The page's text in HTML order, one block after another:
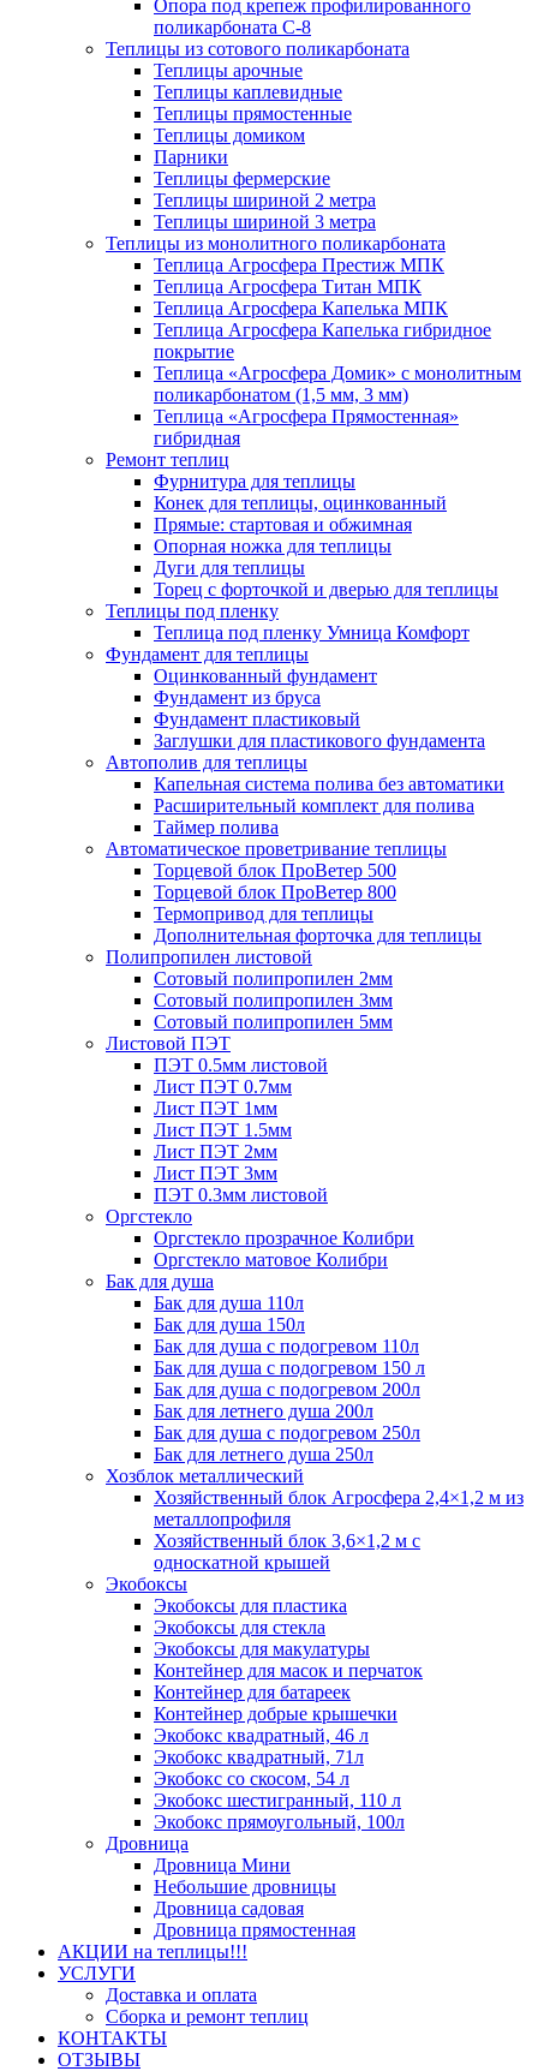
Опора под крепеж профилированного
поликарбоната С-8
Теплицы из сотового поликарбоната
Теплицы арочные
Теплицы каплевидные
Теплицы прямостенные
Теплицы домиком
Парники
Теплицы фермерские
Теплицы шириной 2 метра
Теплицы шириной 3 метра
Теплицы из монолитного поликарбоната
Теплица Агросфера Престиж МПК
Теплица Агросфера Титан МПК
Теплица Агросфера Капелька МПК
Теплица Агросфера Капелька гибридное
покрытие
Теплица «Агросфера Домик» с монолитным
поликарбонатом (1,5 мм, 3 мм)
Теплица «Агросфера Прямостенная»
гибридная
Ремонт теплиц
Фурнитура для теплицы
Конек для теплицы, оцинкованный
Прямые: стартовая и обжимная
Опорная ножка для теплицы
Дуги для теплицы
Торец с форточкой и дверью для теплицы
Теплицы под пленку
Теплица под пленку Умница Комфорт
Фундамент для теплицы
Оцинкованный фундамент
Фундамент из бруса
Фундамент пластиковый
Заглушки для пластикового фундамента
Автополив для теплицы
Капельная система полива без автоматики
Расширительный комплект для полива
Таймер полива
Автоматическое проветривание теплицы
Торцевой блок ПроВетер 500
Торцевой блок ПроВетер 800
Термопривод для теплицы
Дополнительная форточка для теплицы
Полипропилен листовой
Сотовый полипропилен 2мм
Сотовый полипропилен 3мм
Сотовый полипропилен 5мм
Листовой ПЭТ
ПЭТ 0.5мм листовой
Лист ПЭТ 0.7мм
Лист ПЭТ 1мм
Лист ПЭТ 1.5мм
Лист ПЭТ 2мм
Лист ПЭТ 3мм
ПЭТ 0.3мм листовой
Оргстекло
Оргстекло прозрачное Колибри
Оргстекло матовое Колибри
Бак для душа
Бак для душа 110л
Бак для душа 150л
Бак для душа с подогревом 110л
Бак для душа с подогревом 150 л
Бак для душа с подогревом 200л
Бак для летнего душа 200л
Бак для душа с подогревом 250л
Бак для летнего душа 250л
Хозблок металлический
Хозяйственный блок Агросфера 2,4×1,2 м из
металлопрофиля
Хозяйственный блок 3,6×1,2 м с
односкатной крышей
Экобоксы
Экобоксы для пластика
Экобоксы для стекла
Экобоксы для макулатуры
Контейнер для масок и перчаток
Контейнер для батареек
Контейнер добрые крышечки
Экобокс квадратный, 46 л
Экобокс квадратный, 71л
Экобокс со скосом, 54 л
Экобокс шестигранный, 110 л
Экобокс прямоугольный, 100л
Дровница
Дровница Мини
Небольшие дровницы
Дровница садовая
Дровница прямостенная
АКЦИИ на теплицы!!!
УСЛУГИ
Доставка и оплата
Сборка и ремонт теплиц
КОНТАКТЫ
ОТЗЫВЫ